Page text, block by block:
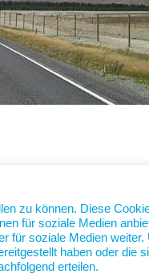
für ein Berufsziel und
erst zwei, drei
zu können. Diese
für soziale Medien
für soziale Medien weiter.
haben oder die
erteilen.